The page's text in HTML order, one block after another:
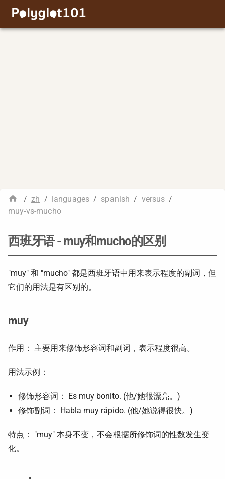
/ zh / languages / spanish / versus /
muy-vs-mucho
西班牙语 - muy和mucho的区别
"muy" 和 "mucho" 都是西班牙语中用来表示程度的副词，但
它们的用法是有区别的。
muy
作用： 主要用来修饰形容词和副词，表示程度很高。
用法示例：
修饰形容词： Es muy bonito. (他/她很漂亮。)
修饰副词： Habla muy rápido. (他/她说得很快。)
特点： "muy" 本身不变，不会根据所修饰词的性数发生变
化。